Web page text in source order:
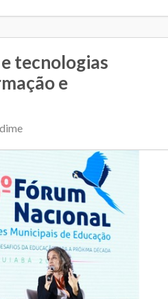
Relacionamento entre SME e escolas
tecnologias
e